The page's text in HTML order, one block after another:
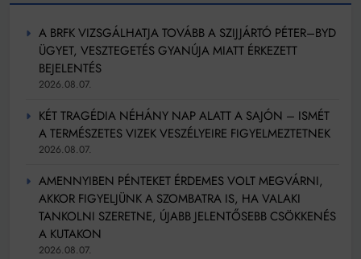
A BRFK VIZSGÁLHATJA TOVÁBB A SZIJJÁRTÓ PÉTER–BYD
ÜGYET, VESZTEGETÉS GYANÚJA MIATT ÉRKEZETT
BEJELENTÉS
2026.08.07.
KÉT TRAGÉDIA NÉHÁNY NAP ALATT A SAJÓN – ISMÉT
A TERMÉSZETES VIZEK VESZÉLYEIRE FIGYELMEZTETNEK
2026.08.07.
AMENNYIBEN PÉNTEKET ÉRDEMES VOLT MEGVÁRNI,
AKKOR FIGYELJÜNK A SZOMBATRA IS, HA VALAKI
TANKOLNI SZERETNE, ÚJABB JELENTŐSEBB CSÖKKENÉS
A KUTAKON
2026.08.07.